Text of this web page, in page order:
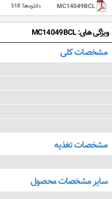
MC14049BCL دانلودها:518
ویژگی های: MC14049BCL
مشخصات کلی
مشخصات تغذیه
سایر مشخصات محصول